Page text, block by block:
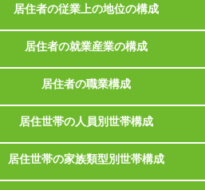
居住者の従業上の地位の構成
居住者の就業産業の構成
居住者の職業構成
居住世帯の人員別世帯構成
居住世帯の家族類型別世帯構成